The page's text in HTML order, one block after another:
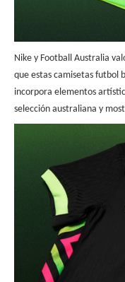
Nike y Football Australia
que estas camisetas futbol
incorpora elementos
selección australiana y